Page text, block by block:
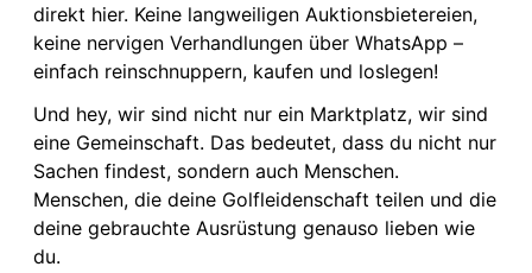
direkt hier. Keine langweiligen Auktionsbietereien,
keine nervigen Verhandlungen über WhatsApp –
einfach reinschnuppern, kaufen und loslegen!
Und hey, wir sind nicht nur ein Marktplatz, wir sind
eine Gemeinschaft. Das bedeutet, dass du nicht nur
Sachen findest, sondern auch Menschen.
Menschen, die deine Golfleidenschaft teilen und die
deine gebrauchte Ausrüstung genauso lieben wie
du.